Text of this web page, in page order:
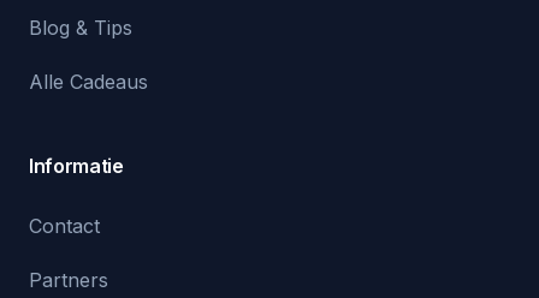
Blog & Tips
Alle Cadeaus
Informatie
Contact
Partners